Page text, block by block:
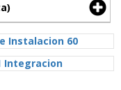
Instalacion 60
Integracion